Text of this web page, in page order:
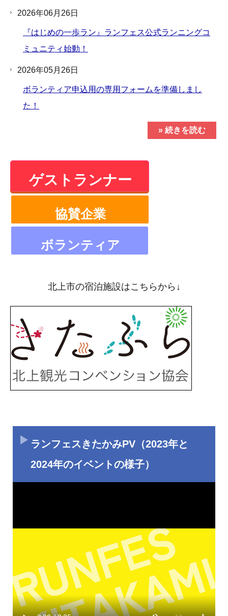
2026年06月26日
『はじめの一歩ラン』ランフェス公式ランニングコ
ミュニティ始動！
2026年05月26日
ボランティア申込用の専用フォームを準備しまし
た！
» 続きを読む
ゲストランナー
協賛企業
ボランティア
北上市の宿泊施設はこちらから↓
ランフェスきたかみPV（2023年と
2024年のイベントの様子）